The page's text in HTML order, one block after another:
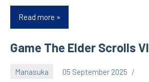
Read more Wisata
Alam
Pulau
Game The Elder Scrolls VI
Manasuka 05 September 2025